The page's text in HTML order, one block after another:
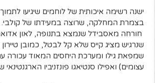
ישנה רשימה איכותית של לוחמים שיגיעו
בצמרת המחלקה, שרוצה במעידתו של
חורחה מאסבידל שנמצא בתנופה, לאון
שנרגיש מציג קייס שלא קל לבטל, כמובן טיירון
שמפאת גילו ומערכת היחסים המאוד עכורה
עצומים) ואפילו סנטיאגו פונזניביו